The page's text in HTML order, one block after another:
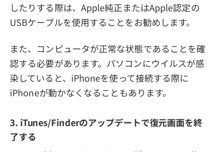
したりする際は、Apple純正またはApple認定の
USBケーブルを使用することをお勧めします。
また、コンピュータが正常な状態であることを確
認する必要があります。パソコンにウイルスが感
染していると、iPhoneを使って接続する際に
iPhoneが動かなくなることもあります。
3. iTunes/Finderのアップデートで復元画面を終
了する